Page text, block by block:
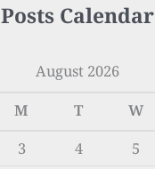
Posts Calendar
August 2026
M T W
3 4 5